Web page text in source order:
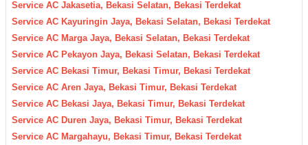
Service AC Jakasetia, Bekasi Selatan, Bekasi Terdekat
Service AC Kayuringin Jaya, Bekasi Selatan, Bekasi Terdekat
Service AC Marga Jaya, Bekasi Selatan, Bekasi Terdekat
Service AC Pekayon Jaya, Bekasi Selatan, Bekasi Terdekat
Service AC Bekasi Timur, Bekasi Timur, Bekasi Terdekat
Service AC Aren Jaya, Bekasi Timur, Bekasi Terdekat
Service AC Bekasi Jaya, Bekasi Timur, Bekasi Terdekat
Service AC Duren Jaya, Bekasi Timur, Bekasi Terdekat
Service AC Margahayu, Bekasi Timur, Bekasi Terdekat